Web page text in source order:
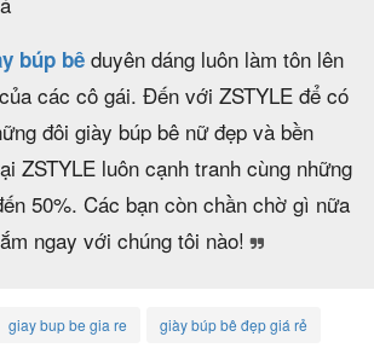
búp bê duyên dáng luôn làm tôn lên
các cô gái. Đến với ZSTYLE để có
đôi giày búp bê nữ đẹp và bền
ZSTYLE luôn cạnh tranh cùng những
50%. Các bạn còn chần chờ gì nữa
ngay với chúng tôi nào!
giay bup be gia re giày búp bê đẹp giá rẻ